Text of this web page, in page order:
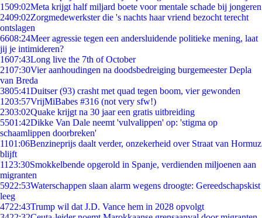
1509:02Meta krijgt half miljard boete voor mentale schade bij jongeren
2409:02Zorgmedewerkster die 's nachts haar vriend bezocht terecht
ontslagen
6608:24Meer agressie tegen een andersluidende politieke mening, laat
jij je intimideren?
1607:43Long live the 7th of October
2107:30Vier aanhoudingen na doodsbedreiging burgemeester Depla
van Breda
3805:41Duitser (93) crasht met quad tegen boom, vier gewonden
1203:57VrijMiBabes #316 (not very sfw!)
2303:02Quake krijgt na 30 jaar een gratis uitbreiding
5501:42Dikke Van Dale neemt 'vulvalippen' op: 'stigma op
schaamlippen doorbreken'
1101:06Benzineprijs daalt verder, onzekerheid over Straat van Hormuz
blijft
11 23:30Smokkelbende opgerold in Spanje, verdienden miljoenen aan
migranten
5922:53Waterschappen slaan alarm wegens droogte: Gereedschapskist
leeg
4722:43Trump wil dat J.D. Vance hem in 2028 opvolgt